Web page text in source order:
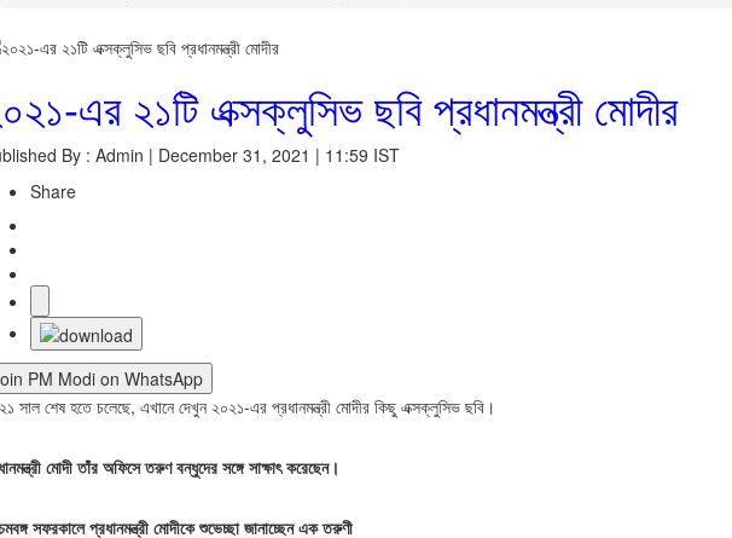
এর ২১টি এক্সক্লুসিভ ছবি প্রধানমন্ত্রী মোদীর
By : Admin | December 31, 2021 | 11:59 IST
Share
PM Modi on WhatsApp
সাল শেষ হতে চলেছে, এখানে দেখুন ২০২১-এর প্রধানমন্ত্রী মোদীর কিছু এক্সক্লুসিভ ছবি।
মোদী তাঁর অফিসে তরুণ বন্ধুদের সঙ্গে সাক্ষাৎ করেছেন।
সফরকালে প্রধানমন্ত্রী মোদীকে শুভেচ্ছা জানাচ্ছেন এক তরুণী